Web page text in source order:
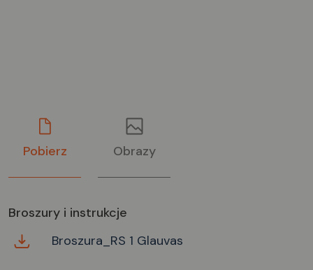
Pobierz Obrazy
Broszury i instrukcje
Broszura_RS 1 Glauvas